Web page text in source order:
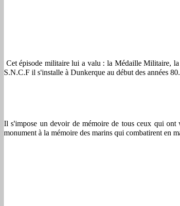
Cet épisode militaire lui a valu : la Médaille Militaire,
S.N.C.F il s'installe à Dunkerque au début des années 80.
Il s'impose un devoir de mémoire de tous ceux qui
monument à la mémoire des marins qui combatirent en